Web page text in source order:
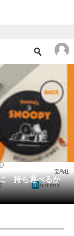
持ち運べるか
宝島社
hatena